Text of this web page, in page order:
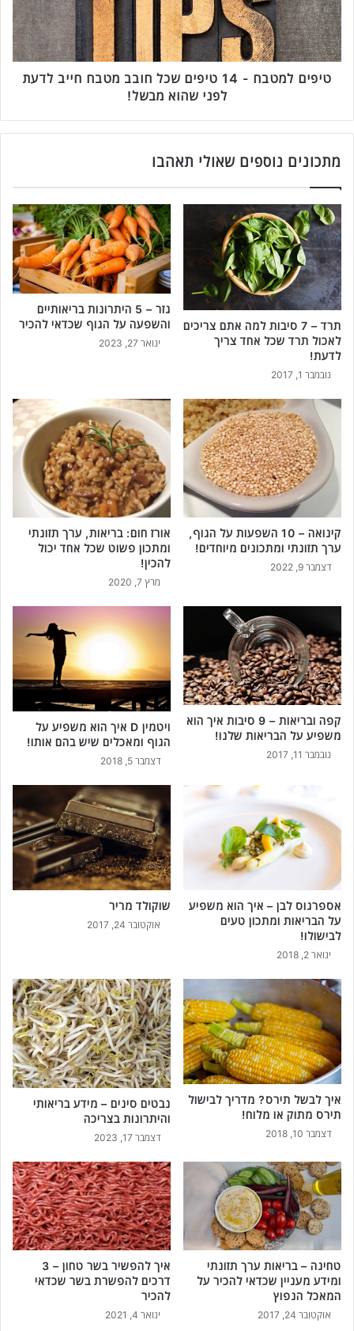
ו
א
י
ו
ת
ח
י
ב
י
ם
ל
ד
ע
ת
!
7
ע
ד
ש
ת
ל
מ
ט
ב
י
י
ם
ש
כ
ל
ח
ו
ב
ב
מ
ט
ח
ע
ל
ש
ו
א
מ
ב
ש
ל
!
טיפים למטבח - 14 טיפים שכל חובב מטבח חייב לדעת
לפני שהוא מבשל!
מתכונים נוספים שאולי תאהבו
תרד – 7 סיבות למה אתם צריכים
לאכול תרד שכל אחד צריך
לדעת!
נובמבר 1, 2017
גזר – 5 היתרונות בריאותיים
והשפעה על הגוף שכדאי להכיר
ינואר 27, 2023
קינואה – 10 השפעות על הגוף,
ערך תזונתי ומתכונים מיוחדים!
דצמבר 9, 2022
אורז חום: בריאות, ערך תזונתי
ומתכון פשוט שכל אחד יכול
להכין!
מרץ 7, 2020
קפה ובריאות – 9 סיבות איך הוא
משפיע על הבריאות שלנו!
נובמבר 11, 2017
ויטמין D איך הוא משפיע על
הגוף ומאכלים שיש בהם אותו!
דצמבר 5, 2018
אספרגוס לבן – איך הוא משפיע
על הבריאות ומתכון טעים
לבישולו!
ינואר 2, 2018
שוקולד מריר
אוקטובר 24, 2017
איך לבשל תירס? מדריך לבישול
תירס מתוק או מלוח!
דצמבר 10, 2018
נבטים סינים – מידע בריאותי
והיתרונות בצריכה
דצמבר 17, 2023
טחינה – בריאות ערך תזונתי
ומידע מעניין שכדאי להכיר על
המאכל הנפוץ
אוקטובר 24, 2017
איך להפשיר בשר טחון – 3
דרכים להפשרת בשר שכדאי
להכיר
ינואר 4, 2021